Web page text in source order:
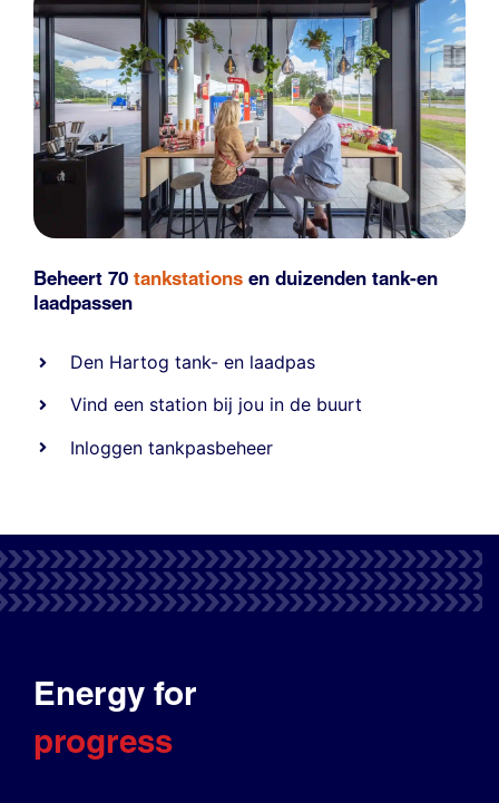
Beheert 70 tankstations en duizenden tank-en
laadpassen
Den Hartog tank- en laadpas
Vind een station bij jou in de buurt
Inloggen tankpasbeheer
Energy for
progress